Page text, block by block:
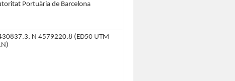
Portuària de Barcelona
N 4579220.8 (ED50 UTM